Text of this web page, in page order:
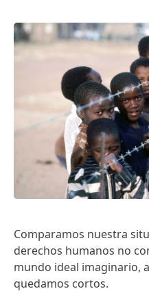
Comparamos nuestra
derechos humanos no
mundo ideal imaginario,
quedamos cortos.